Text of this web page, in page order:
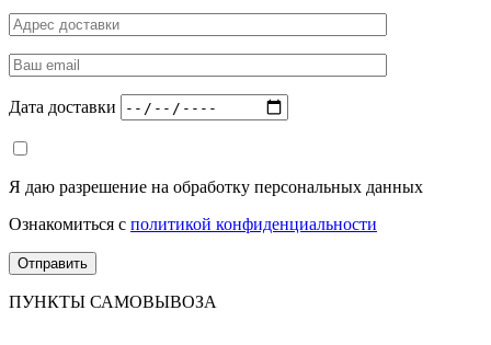
Дата доставки
Я даю разрешение на обработку персональных данных
Ознакомиться с политикой конфиденциальности
ПУНКТЫ САМОВЫВОЗА